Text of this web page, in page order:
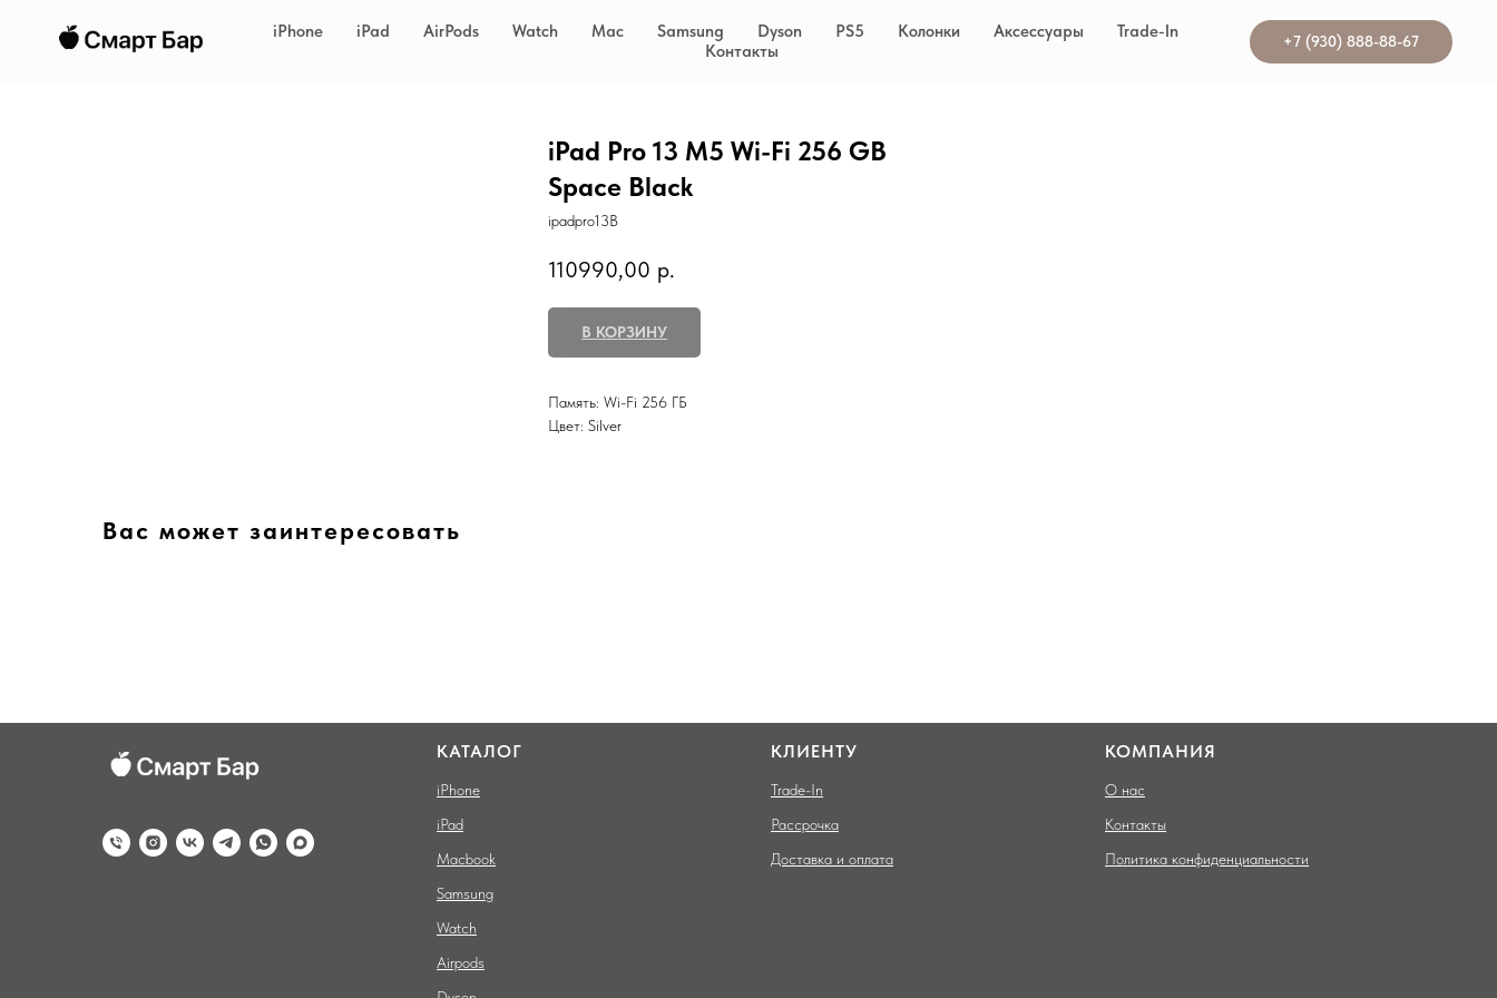
iPhone iPad AirPods Watch Mac Samsung Dyson PS5 Колонки Аксессуары
Trade-In
Контакты
+7 (930) 888-88-67
iPad Pro 13 M5 Wi-Fi 256 GB
Space Black
ipadpro13B
110990,00 р.
В КОРЗИНУ
Память: Wi-Fi 256 ГБ
Цвет: Silver
Вас может заинтересовать
КАТАЛОГ
iPhone
iPad
Macbook
Samsung
Watch
Airpods
КЛИЕНТУ
Trade-In
Рассрочка
Доставка и оплата
КОМПАНИЯ
О нас
Контакты
Политика конфиденциальности